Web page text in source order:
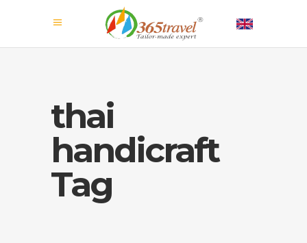
thai
handicraft
Tag